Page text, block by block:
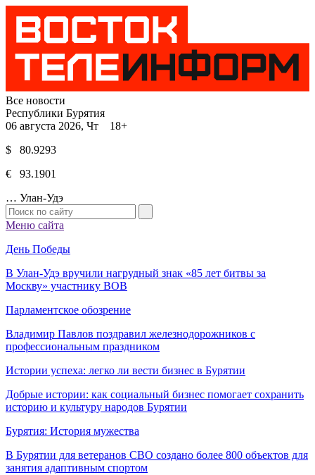
Все новости
Республики Бурятия
06 августа 2026, Чт 18+
$ 80.9293
€ 93.1901
… Улан-Удэ
Меню сайта
День Победы
В Улан-Удэ вручили нагрудный знак «85 лет битвы за
Москву» участнику ВОВ
Парламентское обозрение
Владимир Павлов поздравил железнодорожников с
профессиональным праздником
Истории успеха: легко ли вести бизнес в Бурятии
Добрые истории: как социальный бизнес помогает сохранить
историю и культуру народов Бурятии
Бурятия: История мужества
В Бурятии для ветеранов СВО создано более 800 объектов для
занятия адаптивным спортом